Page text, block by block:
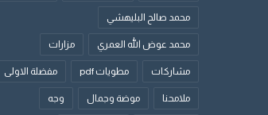
محمد صالح البليهشي
محمد عوض الله العمري مزارات
مشاركات مطويات pdf مفضلة الاولى
ملامحنا موضة وجمال وجه